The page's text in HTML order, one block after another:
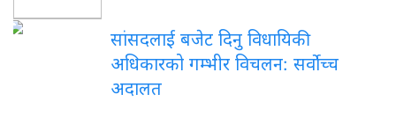
सांसदलाई बजेट दिनु विधायिकी
अधिकारको गम्भीर विचलन: सर्वोच्च
अदालत